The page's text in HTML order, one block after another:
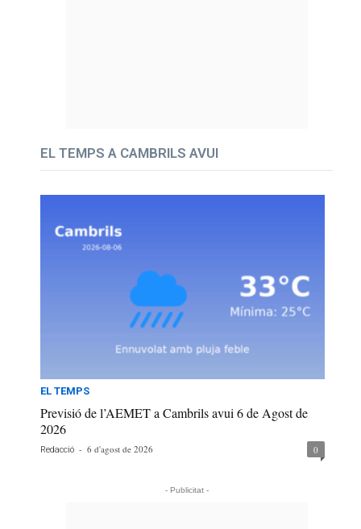
EL TEMPS A CAMBRILS AVUI
EL TEMPS
Previsió de l’AEMET a Cambrils avui 6 de Agost de
2026
Redacció - 6 d'agost de 2026 0
- Publicitat -